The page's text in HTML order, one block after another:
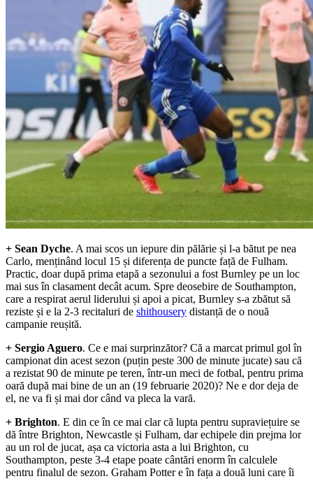
+ Sean Dyche. A mai scos un iepure din pălărie și l-a bătut pe nea
Carlo, menținând locul 15 și diferența de puncte față de Fulham.
Practic, doar după prima etapă a sezonului a fost Burnley pe un loc
mai sus în clasament decât acum. Spre deosebire de Southampton,
care a respirat aerul liderului și apoi a picat, Burnley s-a zbătut să
reziste și e la 2-3 recitaluri de shithousery distanță de o nouă
campanie reușită.
+ Sergio Aguero. Ce e mai surprinzător? Că a marcat primul gol în
campionat din acest sezon (puțin peste 300 de minute jucate) sau că
a rezistat 90 de minute pe teren, într-un meci de fotbal, pentru prima
oară după mai bine de un an (19 februarie 2020)? Ne e dor deja de
el, ne va fi și mai dor când va pleca la vară.
+ Brighton. E din ce în ce mai clar că lupta pentru supraviețuire se
dă între Brighton, Newcastle și Fulham, dar echipele din prejma lor
au un rol de jucat, așa ca victoria asta a lui Brighton, cu
Southampton, peste 3-4 etape poate cântări enorm în calculele
pentru finalul de sezon. Graham Potter e în fața a două luni care îi